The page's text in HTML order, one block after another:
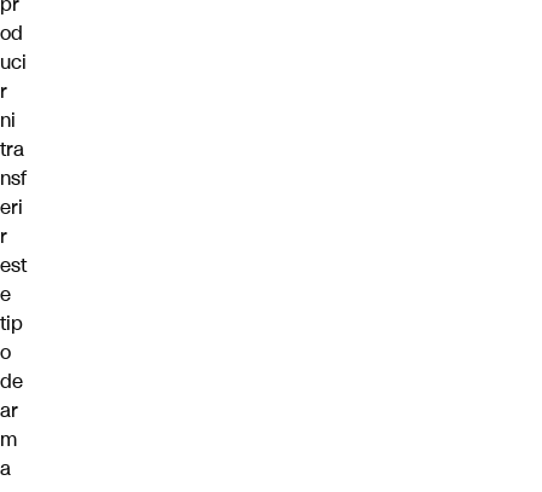
od
uci
r
ni
tra
nsf
eri
r
est
e
tip
o
de
ar
m
a